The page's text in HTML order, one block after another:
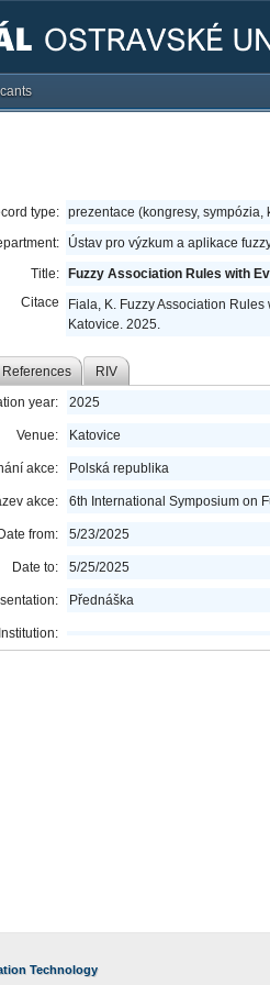
type: prezentace (kongresy, sympózia,
Ústav pro výzkum a aplikace
Title:
Fuzzy Association Rules with
Citace
Fiala, K. Fuzzy Association
Katovice. 2025.
References RIV
year: 2025
Venue: Katovice
akce: Polská republika
akce: 6th International Symposium on
Date from: 5/23/2025
Date to: 5/25/2025
Přednáška
Institution:
Technology